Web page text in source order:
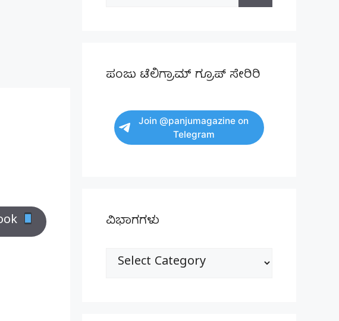
ಪಂಜು ಟೆಲಿಗ್ರಾಮ್ ಗ್ರೂಪ್ ಸೇರಿರಿ
Join @panjumagazine on
Telegram
ವಿಭಾಗಗಳು
ವಿಭಾಗಗಳು